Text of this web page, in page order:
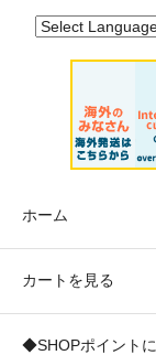
ホーム
カートを見る
◆SHOPポイント